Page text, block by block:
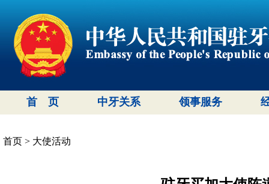
首 页 中牙关系 领事服务
首页 > 大使活动